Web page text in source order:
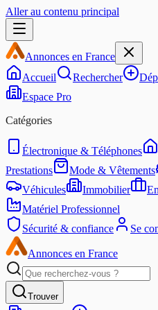
Aller au contenu principal
Annonces en France
Accueil
Rechercher
Espace Pro
Catégories
Électronique & Téléphones
Prestations
Mode & Vêtements
Véhicules
Immobilier
Matériel Professionnel
Sécurité & confiance
Se
Annonces en France
Trouver